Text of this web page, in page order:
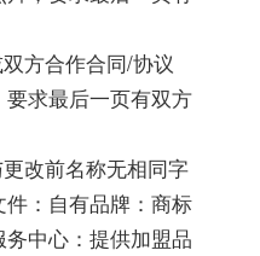
方合作合同/协议
要求最后一页有双方
改前名称无相同字
：自有品牌：商标
中心：提供加盟品